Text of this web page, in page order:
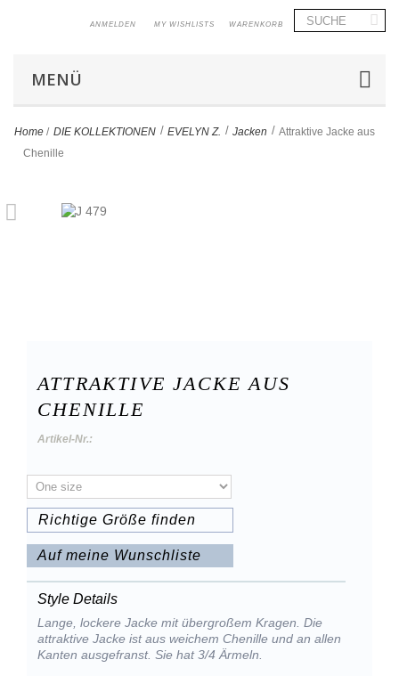
WARENKORB
MY WISHLISTS
ANMELDEN
MENÜ
Home / DIE KOLLEKTIONEN > EVELYN Z. > Jacken > Attraktive Jacke aus
Chenille
ATTRAKTIVE JACKE AUS
CHENILLE
Artikel-Nr.:
Richtige Größe finden
Auf meine Wunschliste
Style Details
Lange, lockere Jacke mit übergroßem Kragen. Die
attraktive Jacke ist aus weichem Chenille und an allen
Kanten ausgefranst. Sie hat 3/4 Ärmeln.